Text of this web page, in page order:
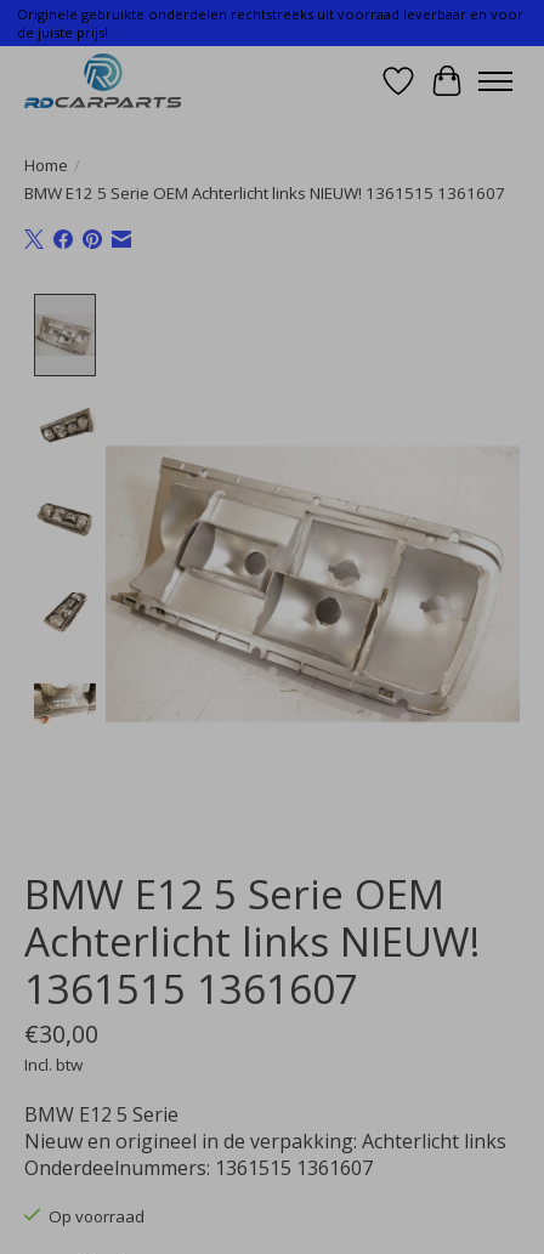
Originele gebruikte onderdelen rechtstreeks uit voorraad leverbaar en voor
de juiste prijs!
Verlanglijst
Home /
BMW E12 5 Serie OEM Achterlicht links NIEUW! 1361515 1361607
BMW E12 5 Serie OEM
Achterlicht links NIEUW!
1361515 1361607
€30,00
Incl. btw
BMW E12 5 Serie
Nieuw en origineel in de verpakking: Achterlicht links
Onderdeelnummers: 1361515 1361607
Op voorraad